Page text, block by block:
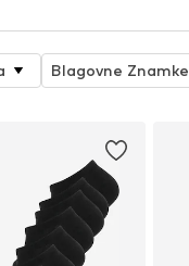
Blagovne Znamke